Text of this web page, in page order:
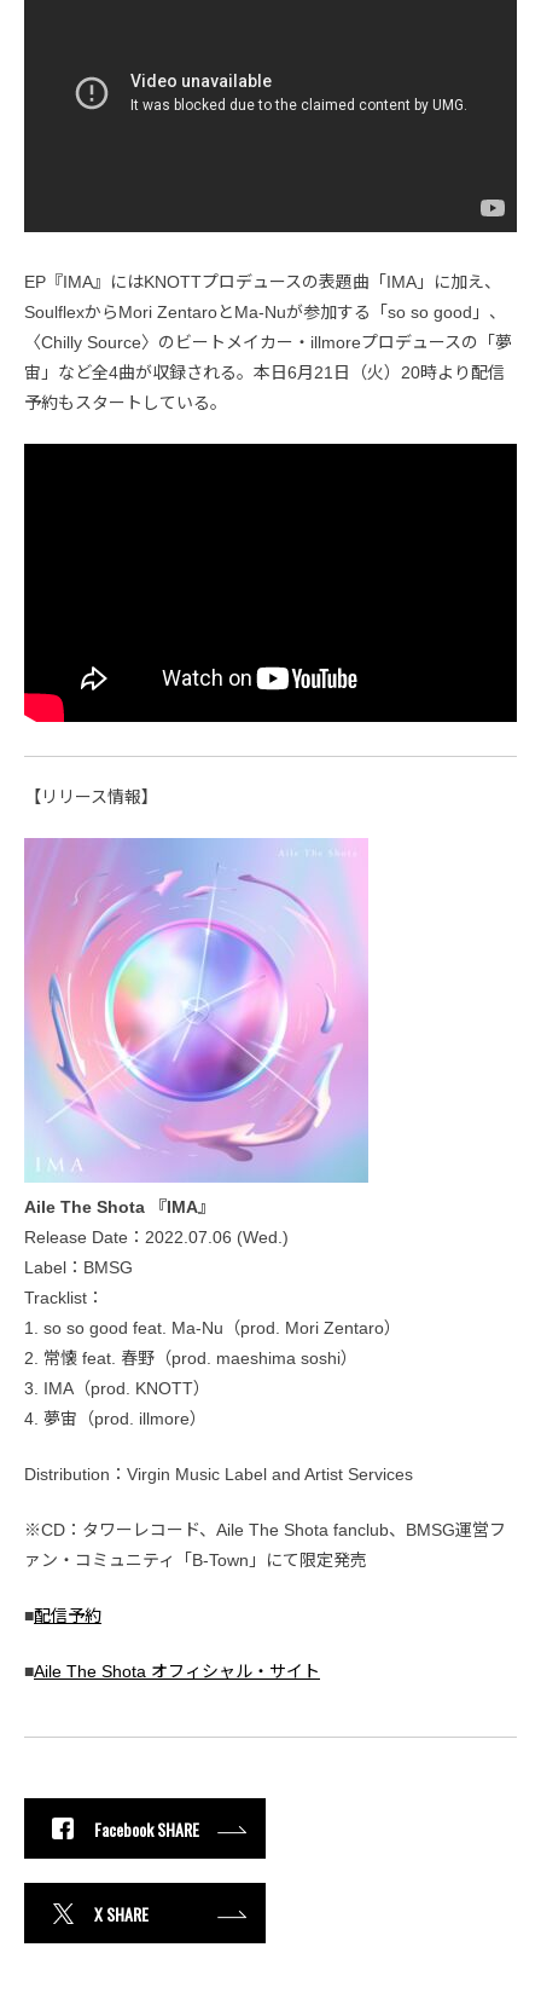
EP『IMA』にはKNOTTプロデュースの表題曲「IMA」に加え、
SoulflexからMori ZentaroとMa-Nuが参加する「so so good」、
〈Chilly Source〉のビートメイカー・illmoreプロデュースの「夢
宙」など全4曲が収録される。本日6月21日（火）20時より配信
予約もスタートしている。
【リリース情報】
Aile The Shota 『IMA』
Release Date：2022.07.06 (Wed.)
Label：BMSG
Tracklist：
1. so so good feat. Ma-Nu（prod. Mori Zentaro）
2. 常懐 feat. 春野（prod. maeshima soshi）
3. IMA（prod. KNOTT）
4. 夢宙（prod. illmore）
Distribution：Virgin Music Label and Artist Services
※CD：タワーレコード、Aile The Shota fanclub、BMSG運営フ
ァン・コミュニティ「B-Town」にて限定発売
■配信予約
■Aile The Shota オフィシャル・サイト
Facebook SHARE
X SHARE